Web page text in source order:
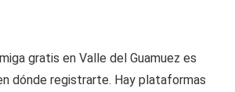
gratis en Valle del Guamuez es
dónde registrarte. Hay plataformas